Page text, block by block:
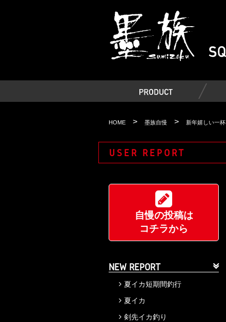
HOME > 墨族自慢 > 新年嬉しい一杯
USER REPORT
自慢の投稿は
コチラから
NEW REPORT
夏イカ短期間釣行
夏イカ
剣先イカ釣り